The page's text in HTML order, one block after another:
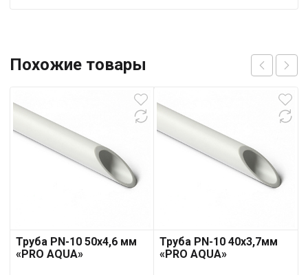
Похожие товары
Труба PN-10 50х4,6 мм
«PRO AQUA»
Труба PN-10 40х3,7мм
«PRO AQUA»